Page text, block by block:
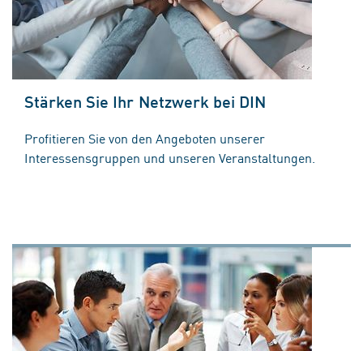
Stärken Sie Ihr Netzwerk bei DIN
Profitieren Sie von den Angeboten unserer
Interessensgruppen und unseren Veranstaltungen.